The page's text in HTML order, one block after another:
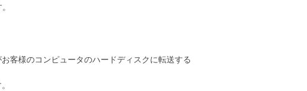
客様のコンピュータのハードディスクに転送する